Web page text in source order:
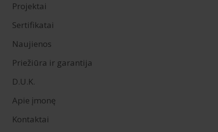
Projektai
Sertifikatai
Naujienos
Priežiūra ir garantija
D.U.K.
Apie įmonę
Kontaktai